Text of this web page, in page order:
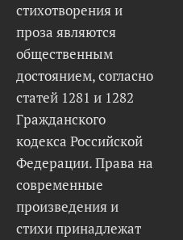
стихотворения и
проза являются
общественным
достоянием, согласно
статей 1281 и 1282
Гражданского
кодекса Российской
Федерации. Права на
современные
произведения и
стихи принадлежат